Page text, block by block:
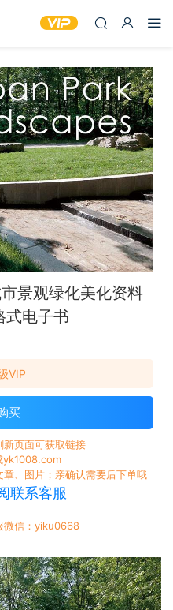
景观绿化美化资料
式电子书
VIP
买
新页面可获取链接
yk1008.com
、图片；亲确认需要后下单哦
联系客服
微信：yiku0668